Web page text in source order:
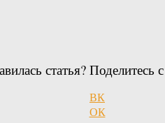
статья? Поделитесь
ВК
ОК